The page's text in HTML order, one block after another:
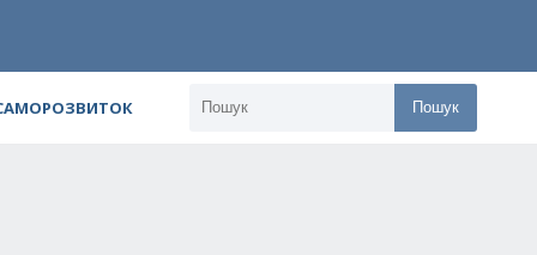
Пошук